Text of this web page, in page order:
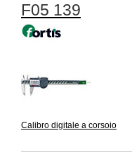
F05 139
Calibro digitale a corsoio